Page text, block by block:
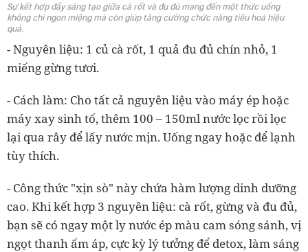
Sự kết hợp đầy sáng tạo giữa cà rốt và đu đủ mang đến một thức uống
không chỉ ngon miệng mà còn giúp tăng cường chức năng tiêu hoá hiệu
quả.
- Nguyên liệu: 1 củ cà rốt, 1 quả đu đủ chín nhỏ, 1
miếng gừng tươi.
- Cách làm: Cho tất cả nguyên liệu vào máy ép hoặc
máy xay sinh tố, thêm 100 – 150ml nước lọc rồi lọc
lại qua rây để lấy nước mịn. Uống ngay hoặc để lạnh
tùy thích.
- Công thức "xịn sò" này chứa hàm lượng dinh dưỡng
cao. Khi kết hợp 3 nguyên liệu: cà rốt, gừng và đu đủ,
bạn sẽ có ngay một ly nước ép màu cam sóng sánh, vị
ngọt thanh ấm áp, cực kỳ lý tưởng để detox, làm sáng